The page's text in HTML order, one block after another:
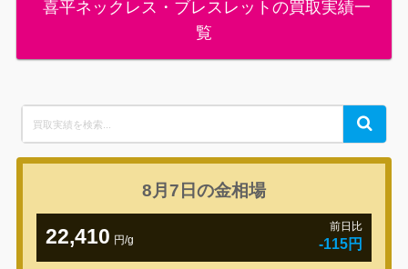
喜平ネックレス・ブレスレットの買取実績一
覧
for:
Search
8月7日の金相場
22,410 円/g
前日比
-115円